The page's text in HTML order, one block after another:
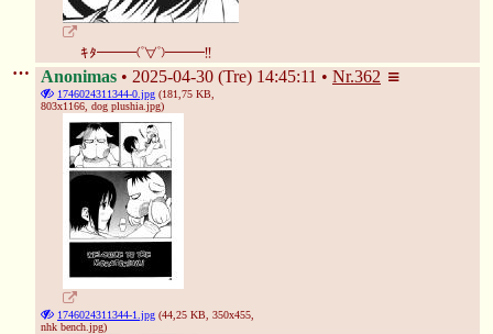
ｷﾀ━━━(ﾟ∀ﾟ)━━━!!
Anonimas 2025-04-30 (Tre) 14:45:11 Nr.362
1746024311344-0.jpg (181,75 KB,
803x1166, dog plushia.jpg)
1746024311344-1.jpg (44,25 KB, 350x455,
nhk bench.jpg)